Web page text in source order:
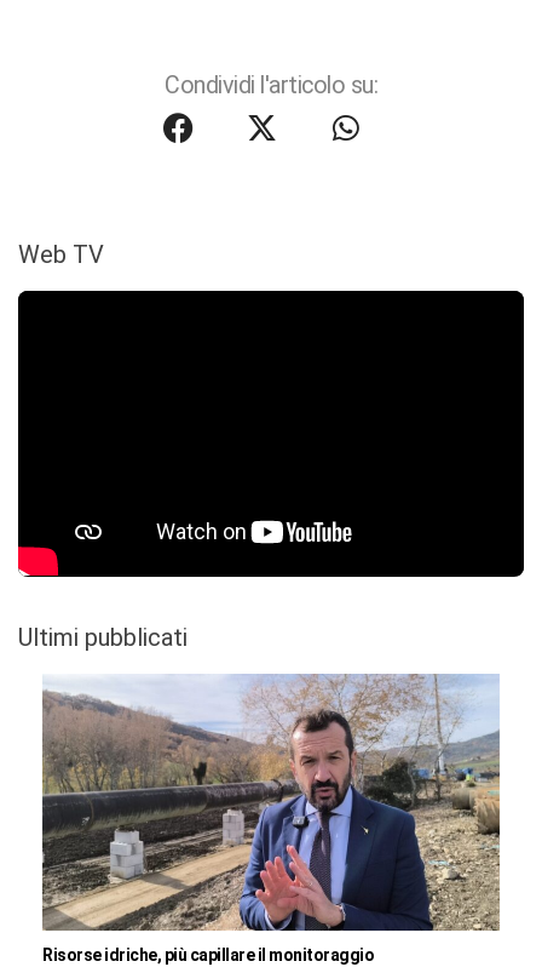
Condividi l'articolo su:
Web TV
Ultimi pubblicati
Risorse idriche, più capillare il monitoraggio